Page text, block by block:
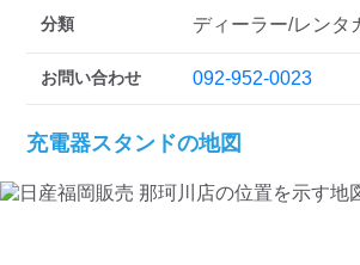
分類 ディーラー/レンタ
お問い合わせ 092-952-0023
充電器スタンドの地図